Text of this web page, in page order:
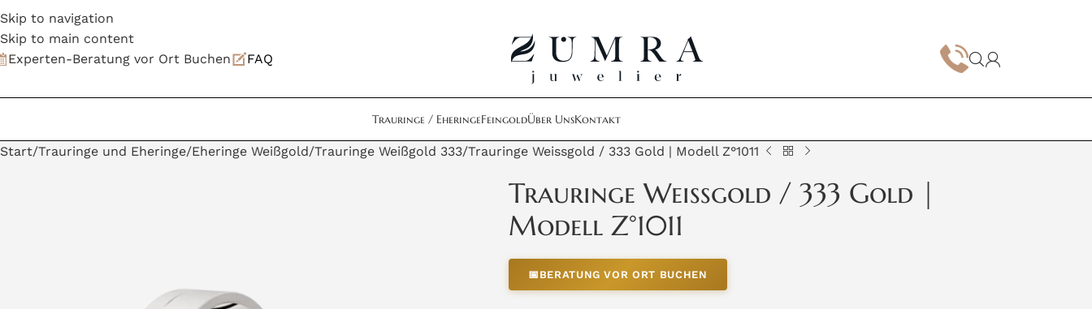
Skip to navigation
Skip to main content
Experten-Beratung vor Ort Buchen
FAQ
Trauringe / EheringeFeingoldÜber UnsKontakt
Start Trauringe und Eheringe Eheringe Weißgold Trauringe Weißgold 333 Trauringe Weissgold / 333 Gold | Modell Z°1011
Trauringe Weissgold / 333 Gold |
Modell Z°1011
📅 BERATUNG VOR ORT BUCHEN